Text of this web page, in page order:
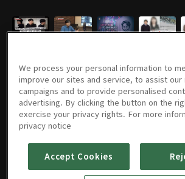
772회
04/03/2026 • 50분
771회 770회 769회
We process your personal information to
improve our sites and service, to assist our
campaigns and to provide personalised
advertising. By clicking the button on the
exercise your privacy rights. For more
privacy notice
Accept Cookies